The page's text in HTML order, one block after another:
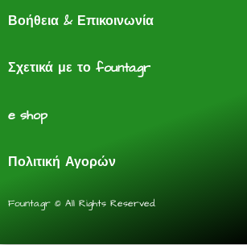
Βοήθεια & Επικοινωνία
Σχετικά με το founta.gr
e shop
Πολιτική Αγορών
Founta.gr © All Rights Reserved.